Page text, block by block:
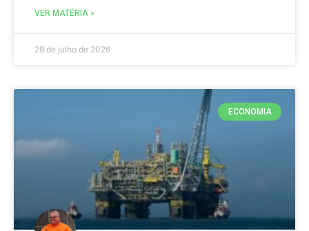
VER MATÉRIA »
29 de julho de 2026
ECONOMIA